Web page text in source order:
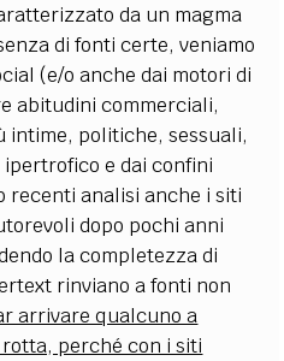
da un magma
di fonti certe, veniamo
(e/o anche dai motori di
abitudini commerciali,
politiche, sessuali,
e dai confini
recenti analisi anche i siti
dopo pochi anni
la completezza di
rinviano a fonti non
arrivare qualcuno a
perché con i siti